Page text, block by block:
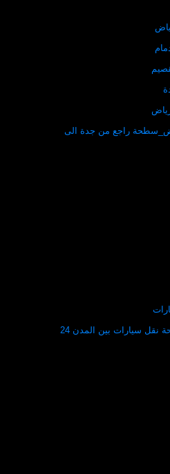
راجع من جدة الى
نقل سيارات 0551990615 سطحة نقل سيارات بين المدن 24